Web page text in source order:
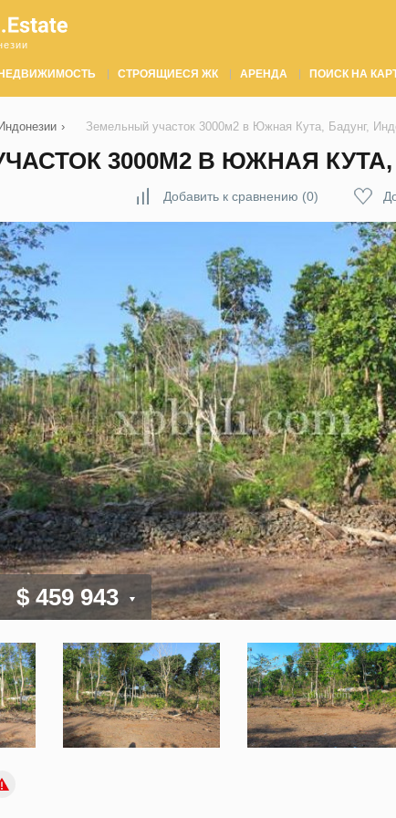
НЕДВИЖИМОСТЬ СТРОЯЩИЕСЯ ЖК АРЕНДА ПОИСК НА
› Земельный участок 3000м2 в Южная Кута, Бадунг,
3000М2 В ЮЖНАЯ
Добавить к сравнению (0)
$ 459 943